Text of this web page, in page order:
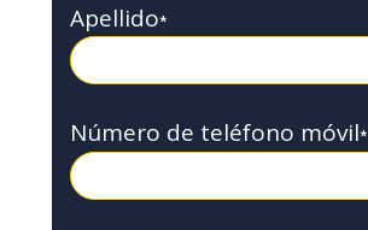
Apellido*
Número de teléfono móvil*